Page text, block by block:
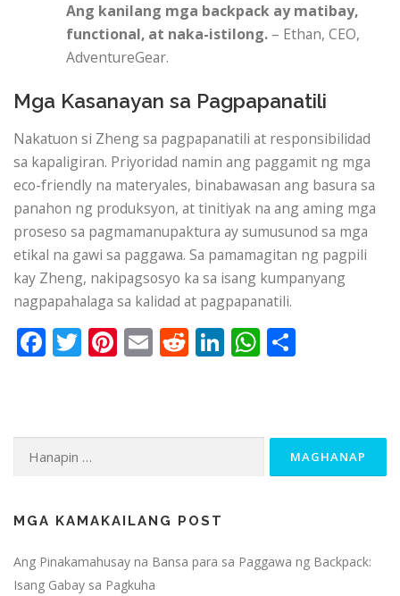
Ang kanilang mga backpack ay matibay,
functional, at naka-istilong. – Ethan, CEO,
AdventureGear.
Mga Kasanayan sa Pagpapanatili
Nakatuon si Zheng sa pagpapanatili at responsibilidad
sa kapaligiran. Priyoridad namin ang paggamit ng mga
eco-friendly na materyales, binabawasan ang basura sa
panahon ng produksyon, at tinitiyak na ang aming mga
proseso sa pagmamanupaktura ay sumusunod sa mga
etikal na gawi sa paggawa. Sa pamamagitan ng pagpili
kay Zheng, nakipagsosyo ka sa isang kumpanyang
nagpapahalaga sa kalidad at pagpapanatili.
Facebook
Twitter
Pinterest
EmailReddit
LinkedIn
WhatsApp
Hanapin
MGA KAMAKAILANG POST
Ang Pinakamahusay na Bansa para sa Paggawa ng Backpack:
Isang Gabay sa Pagkuha